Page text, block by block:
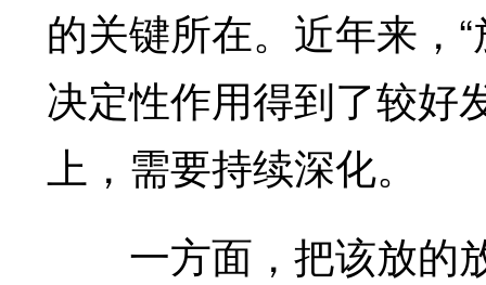
的关键所在。近年来，
决定性作用得到了较好
上，需要持续深化。
一方面，把该放的